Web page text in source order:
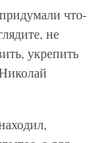
что-
не
укрепить